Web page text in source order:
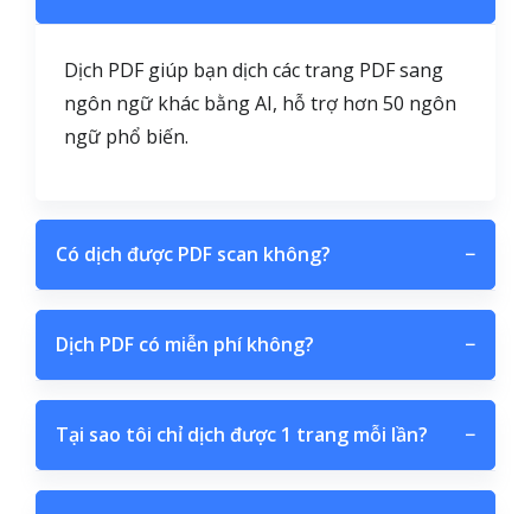
Dịch PDF giúp bạn dịch các trang PDF sang
ngôn ngữ khác bằng AI, hỗ trợ hơn 50 ngôn
ngữ phổ biến.
Có dịch được PDF scan không? −
Dịch PDF có miễn phí không? −
Tại sao tôi chỉ dịch được 1 trang mỗi lần? −